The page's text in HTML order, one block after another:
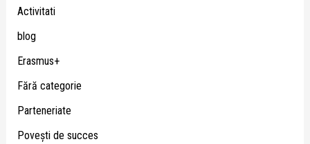
Activitati
blog
Erasmus+
Fără categorie
Parteneriate
Poveşti de succes